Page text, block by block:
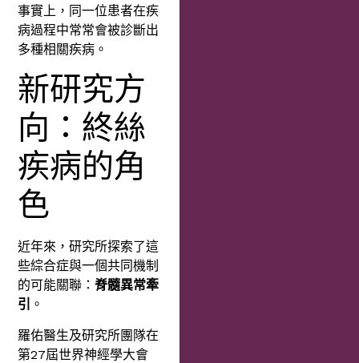
事實上，同一位患者在疾
病過程中常常會被診斷出
多種相關疾病。
新研究方
向：終絲
疾病的角
色
近年來，研究所探索了這
些綜合症與一個共同機制
的可能關聯：脊髓異常牽
引 。
羅佑醫生及研究所團隊在
第27屆世界神經學大會